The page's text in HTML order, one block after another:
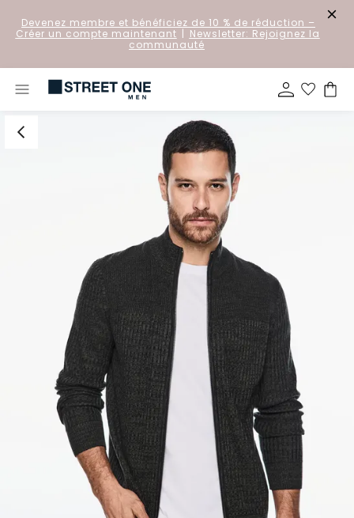
Devenez membre et bénéficiez de 10 % de réduction –
Créer un compte maintenant | Newsletter: Rejoignez la
communauté